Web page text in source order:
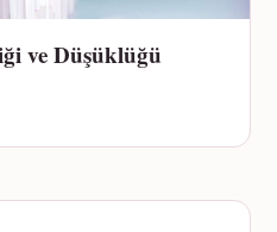
ve Düşüklüğü